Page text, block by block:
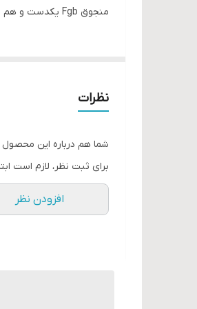
منجوق Fgb یکدست و هم اندازه با کیفیت و رنگ ثابت
نظرات
شما هم درباره این محصول
برای ثبت نظر، لازم است
افزودن نظر